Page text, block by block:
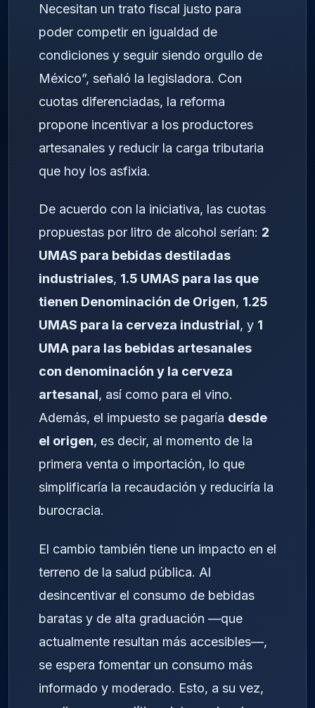
Necesitan un trato fiscal justo para
poder competir en igualdad de
condiciones y seguir siendo orgullo de
México”, señaló la legisladora. Con
cuotas diferenciadas, la reforma
propone incentivar a los productores
artesanales y reducir la carga tributaria
que hoy los asfixia.
De acuerdo con la iniciativa, las cuotas
propuestas por litro de alcohol serían: 2
UMAS para bebidas destiladas
industriales, 1.5 UMAS para las que
tienen Denominación de Origen, 1.25
UMAS para la cerveza industrial, y 1
UMA para las bebidas artesanales
con denominación y la cerveza
artesanal, así como para el vino.
Además, el impuesto se pagaría desde
el origen, es decir, al momento de la
primera venta o importación, lo que
simplificaría la recaudación y reduciría la
burocracia.
El cambio también tiene un impacto en el
terreno de la salud pública. Al
desincentivar el consumo de bebidas
baratas y de alta graduación —que
actualmente resultan más accesibles—,
se espera fomentar un consumo más
informado y moderado. Esto, a su vez,